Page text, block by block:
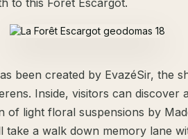
to this Forêt Escargot.
been created by EvazéSir, the
Inside, visitors can discover
of light floral suspensions by
take a walk down memory lane